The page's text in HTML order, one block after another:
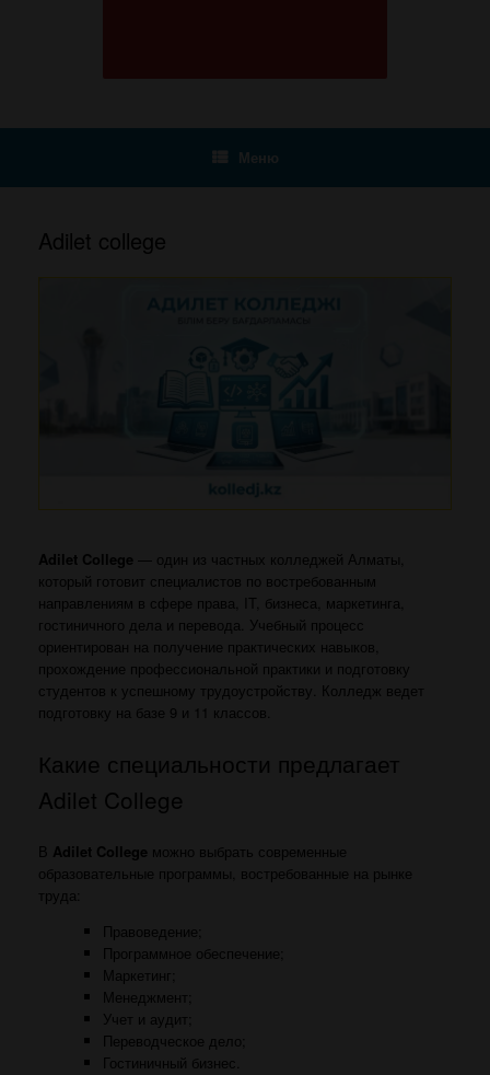
Меню
Adilet college
Adilet College — один из частных колледжей Алматы,
который готовит специалистов по востребованным
направлениям в сфере права, IT, бизнеса, маркетинга,
гостиничного дела и перевода. Учебный процесс
ориентирован на получение практических навыков,
прохождение профессиональной практики и подготовку
студентов к успешному трудоустройству. Колледж ведет
подготовку на базе 9 и 11 классов.
Какие специальности предлагает
Adilet College
В Adilet College можно выбрать современные
образовательные программы, востребованные на рынке
труда:
Правоведение;
Программное обеспечение;
Маркетинг;
Менеджмент;
Учет и аудит;
Переводческое дело;
Гостиничный бизнес.